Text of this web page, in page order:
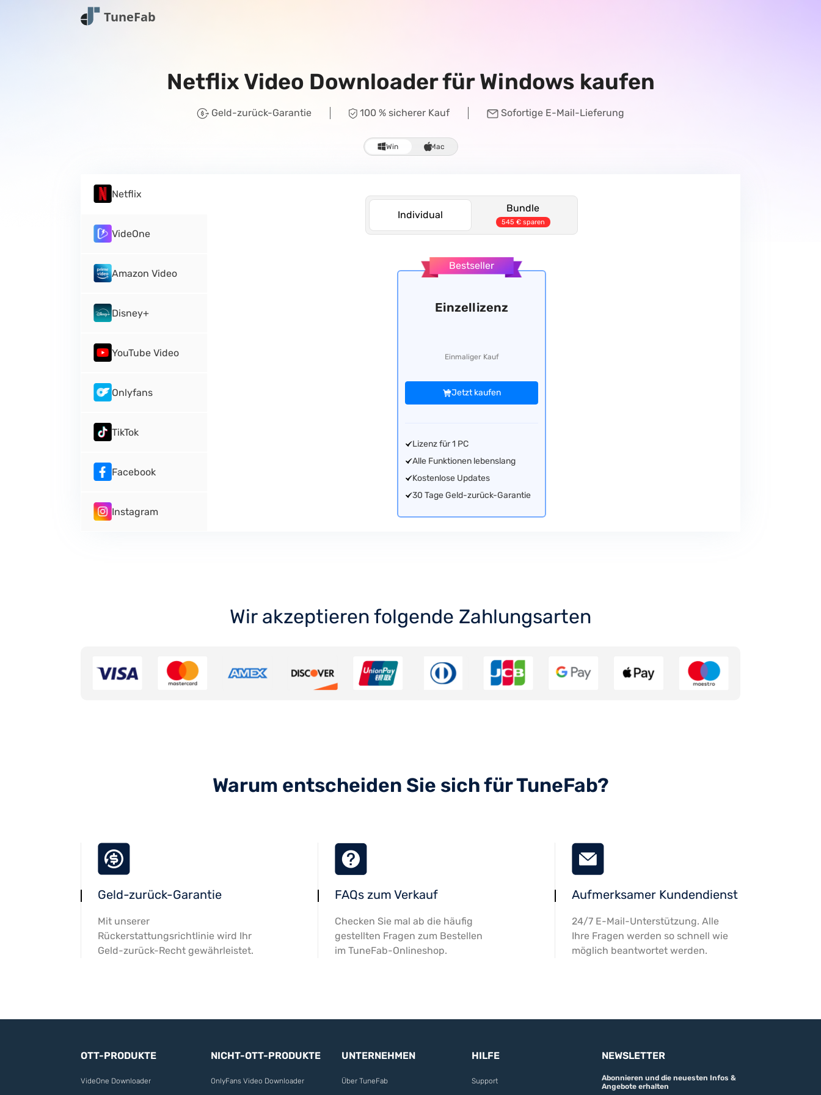
Netflix Video Downloader für Windows kaufen
Geld-zurück-Garantie 100 % sicherer Kauf Sofortige E-Mail-Lieferung
Win Mac
Netflix
VideOne
Amazon Video
Disney+
YouTube Video
Onlyfans
TikTok
Facebook
Instagram
Individual
Bundle
545 € sparen
Bestseller
Einzellizenz
Einmaliger Kauf
Jetzt kaufen
Lizenz für 1 PC
Alle Funktionen lebenslang
Kostenlose Updates
30 Tage Geld-zurück-Garantie
Wir akzeptieren folgende Zahlungsarten
Warum entscheiden Sie sich für TuneFab?
Geld-zurück-Garantie
Mit unserer
Rückerstattungsrichtlinie wird Ihr
Geld-zurück-Recht gewährleistet.
FAQs zum Verkauf
Checken Sie mal ab die häufig
gestellten Fragen zum Bestellen
im TuneFab-Onlineshop.
Aufmerksamer Kundendienst
24/7 E-Mail-Unterstützung. Alle
Ihre Fragen werden so schnell wie
möglich beantwortet werden.
OTT-PRODUKTE
VideOne Downloader
NICHT-OTT-PRODUKTE
OnlyFans Video Downloader
UNTERNEHMEN
Über TuneFab
HILFE
Support
NEWSLETTER
Abonnieren und die neuesten Infos &
Angebote erhalten